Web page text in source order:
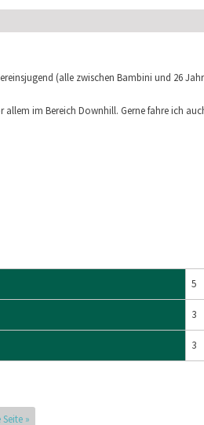
(alle zwischen Bambini und 26
im Bereich Downhill. Gerne fahre ich
5
3
3
»